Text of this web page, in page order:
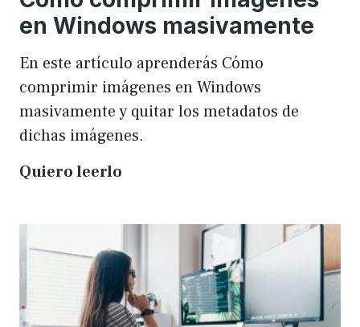
en Windows masivamente
En este artículo aprenderás Cómo
comprimir imágenes en Windows
masivamente y quitar los metadatos de
dichas imágenes.
Quiero leerlo
imágenes
Windows
masivamente